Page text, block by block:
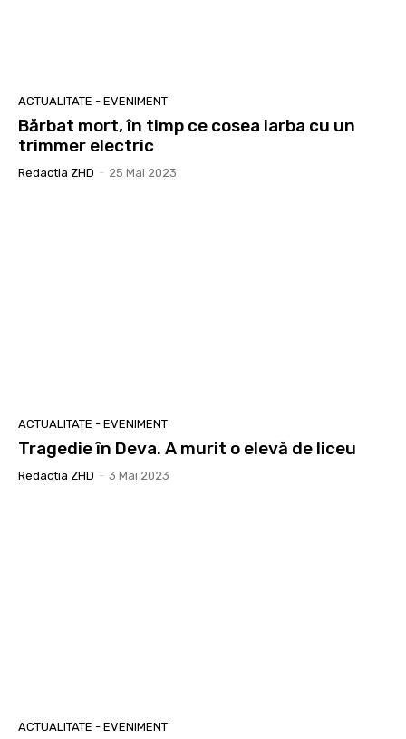
ACTUALITATE - EVENIMENT
Bărbat mort, în timp ce cosea iarba cu un
trimmer electric
Redactia ZHD - 25 Mai 2023
ACTUALITATE - EVENIMENT
Tragedie în Deva. A murit o elevă de liceu
Redactia ZHD - 3 Mai 2023
ACTUALITATE - EVENIMENT